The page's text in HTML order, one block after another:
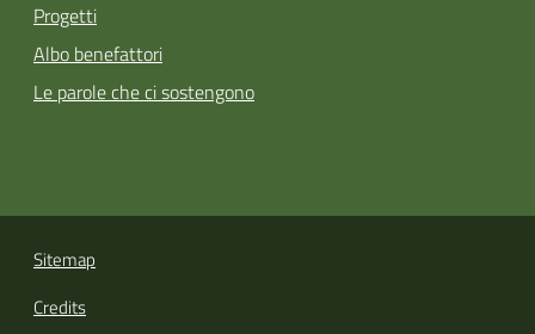
Progetti
Albo benefattori
Le parole che ci sostengono
Sitemap
Credits